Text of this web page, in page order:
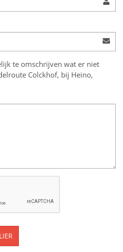
te omschrijven wat er niet
Colckhof, bij Heino,